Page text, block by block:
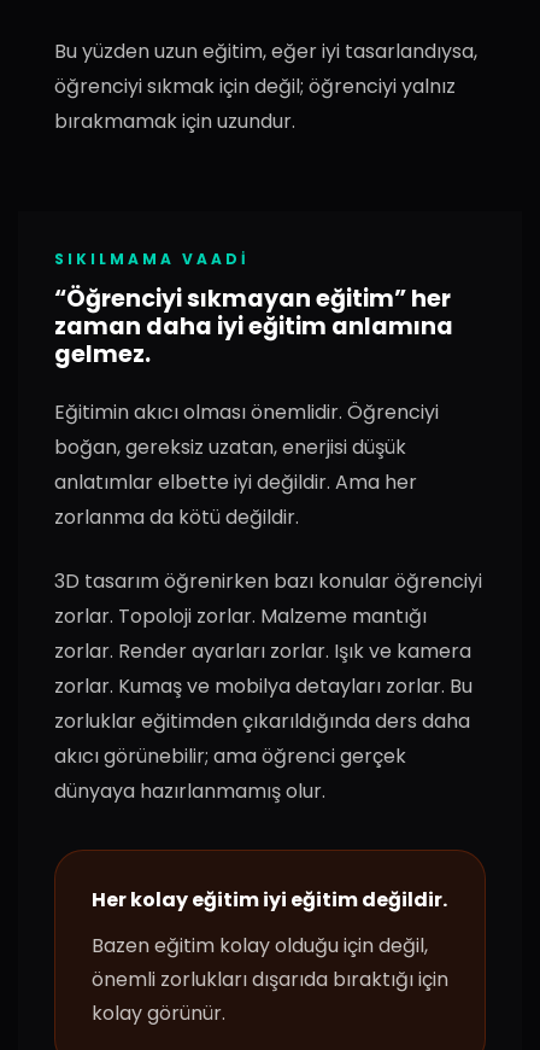
Bu yüzden uzun eğitim, eğer iyi tasarlandıysa,
öğrenciyi sıkmak için değil; öğrenciyi yalnız
bırakmamak için uzundur.
SIKILMAMA VAADI
“Öğrenciyi sıkmayan eğitim” her
zaman daha iyi eğitim anlamına
gelmez.
Eğitimin akıcı olması önemlidir. Öğrenciyi
boğan, gereksiz uzatan, enerjisi düşük
anlatımlar elbette iyi değildir. Ama her
zorlanma da kötü değildir.
3D tasarım öğrenirken bazı konular öğrenciyi
zorlar. Topoloji zorlar. Malzeme mantığı
zorlar. Render ayarları zorlar. Işık ve kamera
zorlar. Kumaş ve mobilya detayları zorlar. Bu
zorluklar eğitimden çıkarıldığında ders daha
akıcı görünebilir; ama öğrenci gerçek
dünyaya hazırlanmamış olur.
Her kolay eğitim iyi eğitim değildir.
Bazen eğitim kolay olduğu için değil,
önemli zorlukları dışarıda bıraktığı için
kolay görünür.